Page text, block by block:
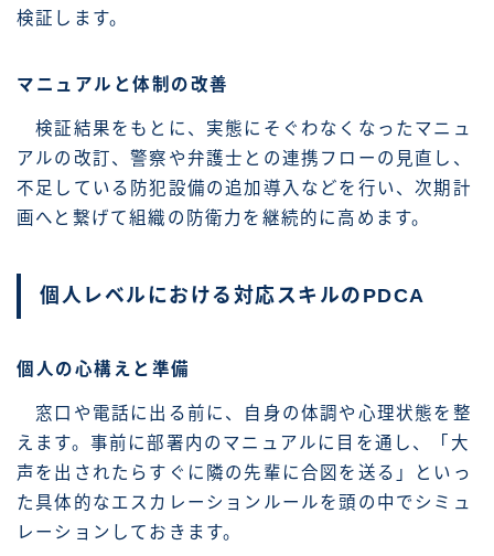
検証します。
マニュアルと体制の改善
検証結果をもとに、実態にそぐわなくなったマニュ
アルの改訂、警察や弁護士との連携フローの見直し、
不足している防犯設備の追加導入などを行い、次期計
画へと繋げて組織の防衛力を継続的に高めます。
個人レベルにおける対応スキルのPDCA
個人の心構えと準備
窓口や電話に出る前に、自身の体調や心理状態を整
えます。事前に部署内のマニュアルに目を通し、「大
声を出されたらすぐに隣の先輩に合図を送る」といっ
た具体的なエスカレーションルールを頭の中でシミュ
レーションしておきます。